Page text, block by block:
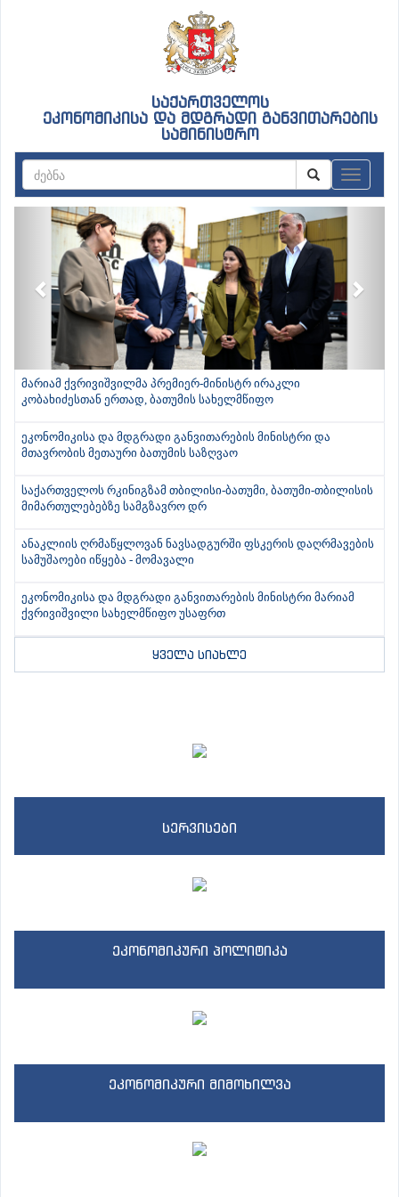
საქართველოს
ეკონომიკისა და მდგრადი განვითარების
სამინისტრო
Previous
მარიამ ქვრივიშვილმა პრემიერ-მინისტრ ირაკლი
კობახიძესთან ერთად, ბათუმის სახელმწიფო
ეკონომიკისა და მდგრადი განვითარების მინისტრი და
მთავრობის მეთაური ბათუმის საზღვაო
საქართველოს რკინიგზამ თბილისი-ბათუმი, ბათუმი-თბილისის
მიმართულებებზე სამგზავრო დრ
ანაკლიის ღრმაწყლოვან ნავსადგურში ფსკერის დაღრმავების
სამუშაოები იწყება - მომავალი
ეკონომიკისა და მდგრადი განვითარების მინისტრი მარიამ
ქვრივიშვილი სახელმწიფო უსაფრთ
ყველა სიახლე
სერვისები
ეკონომიკური პოლიტიკა
ეკონომიკური მიმოხილვა